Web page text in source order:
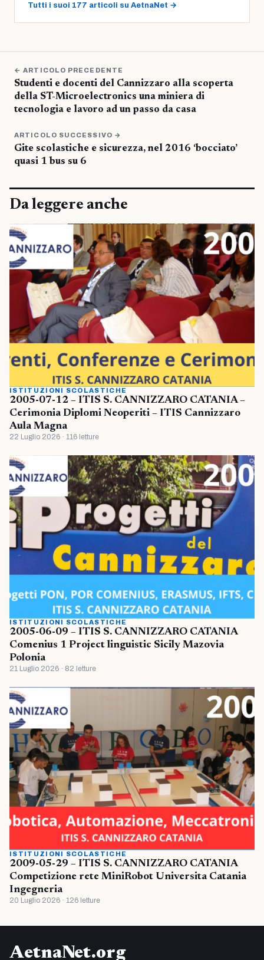
Tutti i suoi 177 articoli su AetnaNet →
← ARTICOLO PRECEDENTE
Studenti e docenti del Cannizzaro alla scoperta
della ST-Microelectronics una miniera di
tecnologia e lavoro ad un passo da casa
ARTICOLO SUCCESSIVO →
Gite scolastiche e sicurezza, nel 2016 ‘bocciato’
quasi 1 bus su 6
Da leggere anche
ISTITUZIONI SCOLASTICHE
2005-07-12 – ITIS S. CANNIZZARO CATANIA –
Cerimonia Diplomi Neoperiti – ITIS Cannizzaro
Aula Magna
22 Luglio 2026 · 116 letture
ISTITUZIONI SCOLASTICHE
2005-06-09 – ITIS S. CANNIZZARO CATANIA
Comenius 1 Project linguistic Sicily Mazovia
Polonia
21 Luglio 2026 · 82 letture
ISTITUZIONI SCOLASTICHE
2009-05-29 – ITIS S. CANNIZZARO CATANIA
Competizione rete MiniRobot Universita Catania
Ingegneria
20 Luglio 2026 · 126 letture
AetnaNet.org